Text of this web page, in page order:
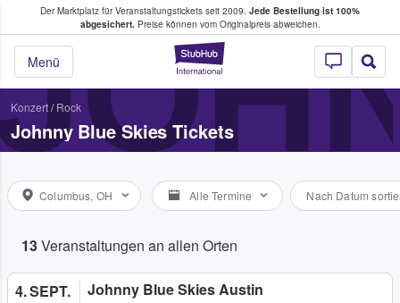
Der Marktplatz für Veranstaltungstickets seit 2009. Jede Bestellung ist 100%
abgesichert.Preise können vom Originalpreis abweichen.
StubHub - Wo
Menü
Tickets kaufen & verkaufen
Konzert/ Rock
Johnny Blue Skies Tickets
Columbus, OH Alle Termine Nach Datum
13Veranstaltungen an allen Orten
4. SEPT. Johnny Blue Skies Austin